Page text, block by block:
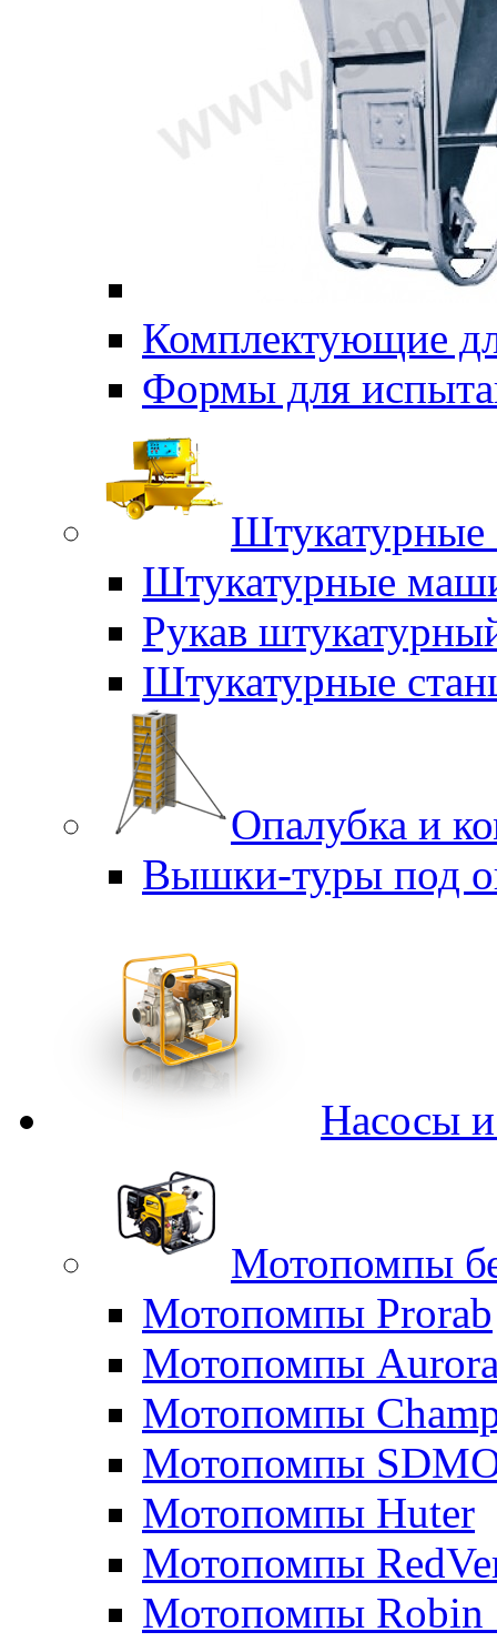
Комплектующие
Формы для
Штукатурные
Штукатурные
Рукав
Штукатурные
Опалубка и
Вышки-туры под
Насосы
Мотопомпы
Мотопомпы Prorab
Мотопомпы
Мотопомпы
Мотопомпы
Мотопомпы Huter
Мотопомпы
Мотопомпы Robin